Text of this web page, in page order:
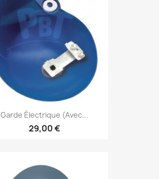
Garde Électrique (avec...
29,00 €